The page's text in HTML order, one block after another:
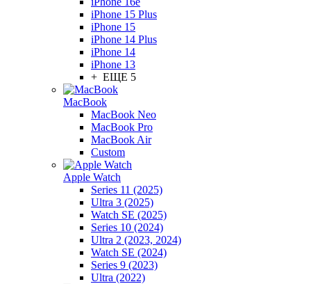
iPhone 15 Plus
iPhone 15
iPhone 14 Plus
iPhone 14
iPhone 13
+ ЕЩЕ 5
MacBook
MacBook Neo
MacBook Pro
MacBook Air
Custom
Apple Watch
Series 11 (2025)
Ultra 3 (2025)
Watch SE (2025)
Series 10 (2024)
Ultra 2 (2023, 2024)
Watch SE (2024)
Series 9 (2023)
Ultra (2022)